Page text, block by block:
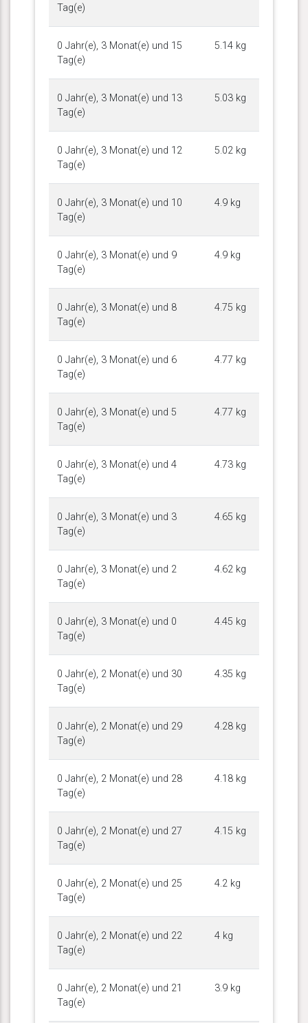
Tag(e)
0 Jahr(e), 3 Monat(e) und 15
Tag(e)
5.14 kg
0 Jahr(e), 3 Monat(e) und 13
Tag(e)
5.03 kg
0 Jahr(e), 3 Monat(e) und 12
Tag(e)
5.02 kg
0 Jahr(e), 3 Monat(e) und 10
Tag(e)
4.9 kg
0 Jahr(e), 3 Monat(e) und 9
Tag(e)
4.9 kg
0 Jahr(e), 3 Monat(e) und 8
Tag(e)
4.75 kg
0 Jahr(e), 3 Monat(e) und 6
Tag(e)
4.77 kg
0 Jahr(e), 3 Monat(e) und 5
Tag(e)
4.77 kg
0 Jahr(e), 3 Monat(e) und 4
Tag(e)
4.73 kg
0 Jahr(e), 3 Monat(e) und 3
Tag(e)
4.65 kg
0 Jahr(e), 3 Monat(e) und 2
Tag(e)
4.62 kg
0 Jahr(e), 3 Monat(e) und 0
Tag(e)
4.45 kg
0 Jahr(e), 2 Monat(e) und 30
Tag(e)
4.35 kg
0 Jahr(e), 2 Monat(e) und 29
Tag(e)
4.28 kg
0 Jahr(e), 2 Monat(e) und 28
Tag(e)
4.18 kg
0 Jahr(e), 2 Monat(e) und 27
Tag(e)
4.15 kg
0 Jahr(e), 2 Monat(e) und 25
Tag(e)
4.2 kg
0 Jahr(e), 2 Monat(e) und 22
Tag(e)
4 kg
0 Jahr(e), 2 Monat(e) und 21
Tag(e)
3.9 kg